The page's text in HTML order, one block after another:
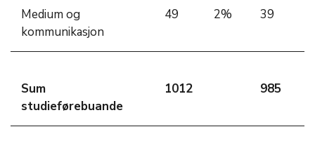
Medium og
kommunikasjon
49 2% 39
Sum
studieførebuande
1012 985